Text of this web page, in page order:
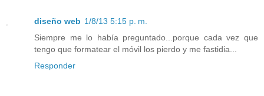
diseño web 1/8/13 5:15 p. m.
Siempre me lo había preguntado...porque cada vez que
tengo que formatear el móvil los pierdo y me fastidia...
Responder